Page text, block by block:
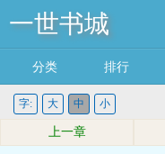
一世书城
分类 排行
字: 大 中 小
上一章